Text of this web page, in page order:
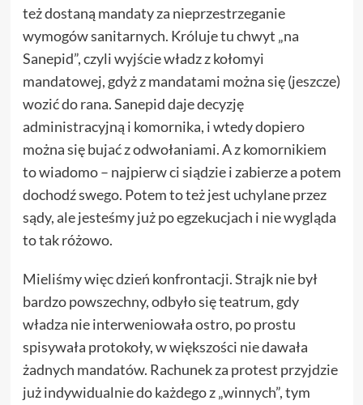
też dostaną mandaty za nieprzestrzeganie
wymogów sanitarnych. Króluje tu chwyt „na
Sanepid”, czyli wyjście władz z kołomyi
mandatowej, gdyż z mandatami można się (jeszcze)
wozić do rana. Sanepid daje decyzję
administracyjną i komornika, i wtedy dopiero
można się bujać z odwołaniami. A z komornikiem
to wiadomo – najpierw ci siądzie i zabierze a potem
dochodź swego. Potem to też jest uchylane przez
sądy, ale jesteśmy już po egzekucjach i nie wygląda
to tak różowo.
Mieliśmy więc dzień konfrontacji. Strajk nie był
bardzo powszechny, odbyło się teatrum, gdy
władza nie interweniowała ostro, po prostu
spisywała protokoły, w większości nie dawała
żadnych mandatów. Rachunek za protest przyjdzie
już indywidualnie do każdego z „winnych”, tym